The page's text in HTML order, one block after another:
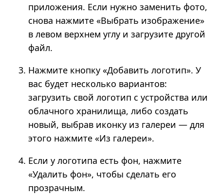
приложения. Если нужно заменить фото,
снова нажмите «Выбрать изображение»
в левом верхнем углу и загрузите другой
файл.
Нажмите кнопку «Добавить логотип». У
вас будет несколько вариантов:
загрузить свой логотип с устройства или
облачного хранилища, либо создать
новый, выбрав иконку из галереи — для
этого нажмите «Из галереи».
Если у логотипа есть фон, нажмите
«Удалить фон», чтобы сделать его
прозрачным.